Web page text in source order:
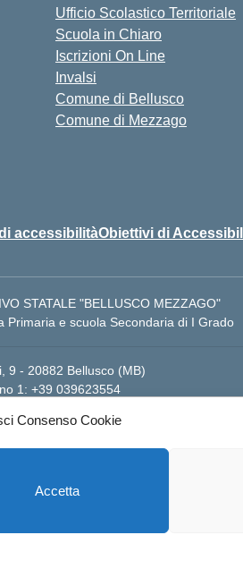
Consenso Cookie
Accetta
Ufficio Scolastico Territoriale
Scuola in Chiaro
Iscrizioni On Line
Invalsi
Comune di Bellusco
Comune di Mezzago
accessibilitàObiettivi di
STATALE "BELLUSCO MEZZAGO"
Primaria e scuola Secondaria di I Grado
9 - 20882 Bellusco (MB)
1: +39 039623554
di Fatturazione: UFA8BU – Codice
– PEC: mbic8cp00b@pec.istruzione.it